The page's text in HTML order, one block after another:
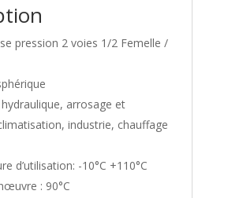
pression 2 voies 1/2 Femelle /
arrosage et
industrie, chauffage
d’utilisation: -10°C +110°C
: 90°C